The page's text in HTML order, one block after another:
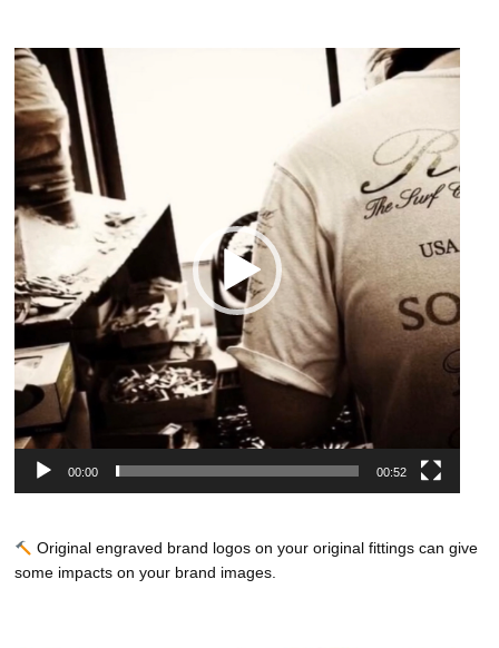
動
画
プ
レ
ー
ヤ
ー
00:00 00:52
Original engraved brand logos on your original fittings can give
some impacts on your brand images.